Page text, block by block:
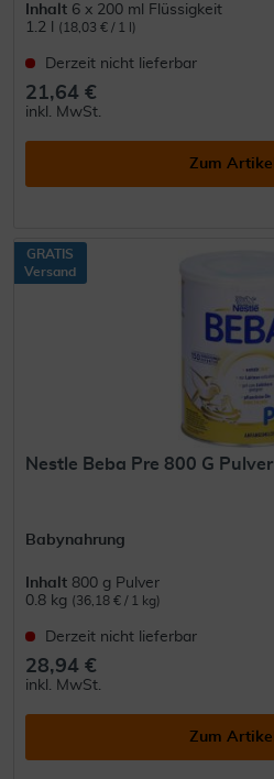
Inhalt 6 x 200 ml Flüssigkeit
1.2 l
(18,03 € / 1 l)
Derzeit nicht lieferbar
21,64 €
inkl. MwSt.
Zum Artikel
GRATIS
Versand
Nestle Beba Pre 800 G Pulver
Babynahrung
Inhalt 800 g Pulver
0.8 kg (36,18 € / 1 kg)
Derzeit nicht lieferbar
28,94 €
inkl. MwSt.
Zum Artikel